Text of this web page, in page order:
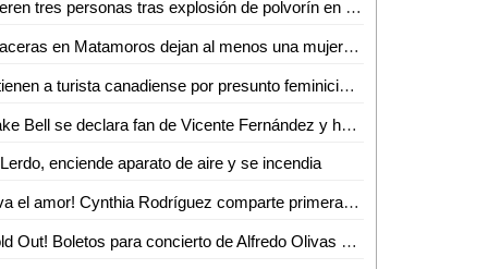
Mueren tres personas tras explosión de polvorín en San Jorge Nuchita, Oaxaca
Balaceras en Matamoros dejan al menos una mujer muerta; cancelan clases y piden permanecer en casa
Detienen a turista canadiense por presunto feminicidio en un hotel de Playa del Carmen
Drake Bell se declara fan de Vicente Fernández y habla sobre posible regreso de ´Drake & Josh´
enciende aparato de aire y se incendia
¡Viva el amor! Cynthia Rodríguez comparte primera FOTO con Carlos Rivera como esposos
¡Sold Out! Boletos para concierto de Alfredo Olivas en Torreón se agotan en primer día de venta